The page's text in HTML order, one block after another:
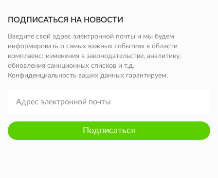
ПОДПИСАТЬСЯ НА НОВОСТИ
Введите свой адрес электронной почты и мы будем
информировать о самых важных событиях в области
комплаенс: изменения в законодательстве, аналитику,
обновления санкционных списков и т.д.
Конфиденциальность ваших данных гарантируем.
Подписаться